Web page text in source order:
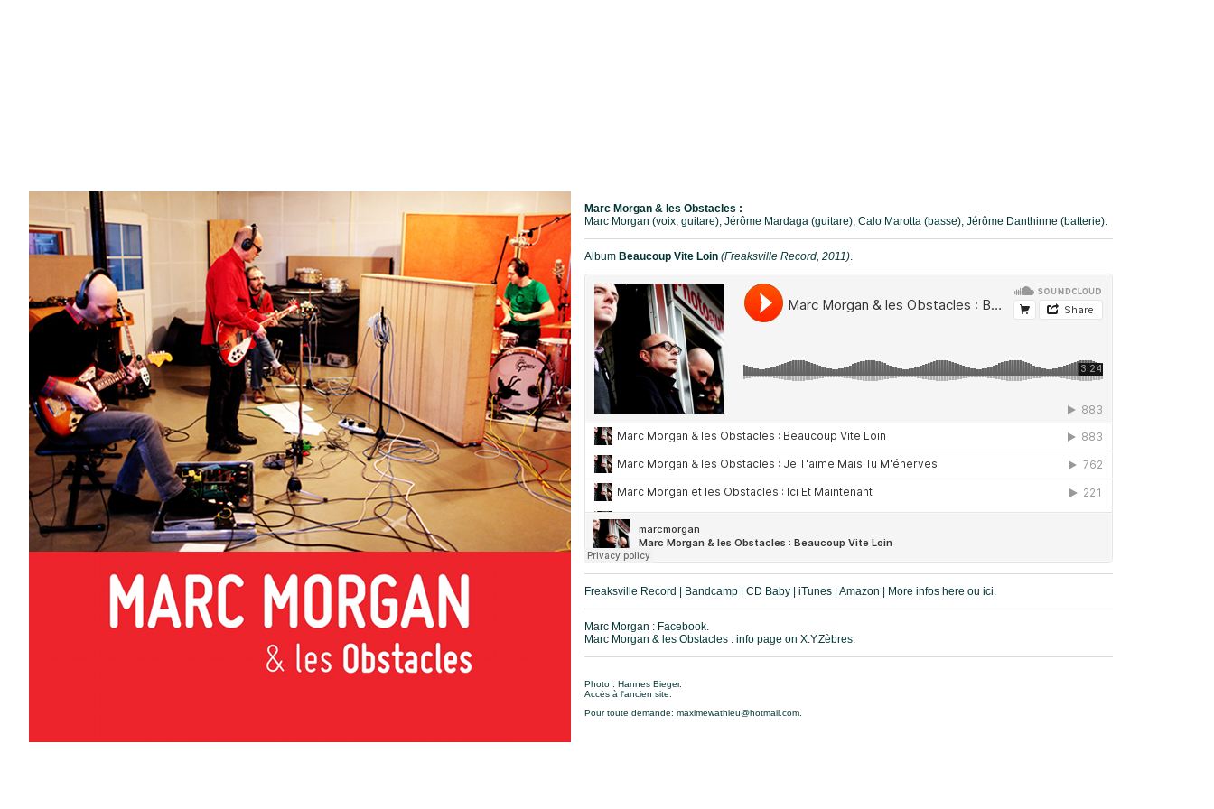
Marc Morgan & les Obstacles :
Marc Morgan (voix, guitare), Jérôme Mardaga (guitare), Calo Marotta (basse), Jérôme Danthinne (batterie).
Album Beaucoup Vite Loin (Freaksville Record, 2011).
Freaksville Record Bandcamp CD Baby iTunes Amazon | More infos here ou ici.
Marc Morgan : Facebook.
Marc Morgan & les Obstacles : info page on X.Y.Zèbres.
Photo : Hannes Bieger.
Accès à l'ancien site.
Pour toute demande: maximewathieu@hotmail.com